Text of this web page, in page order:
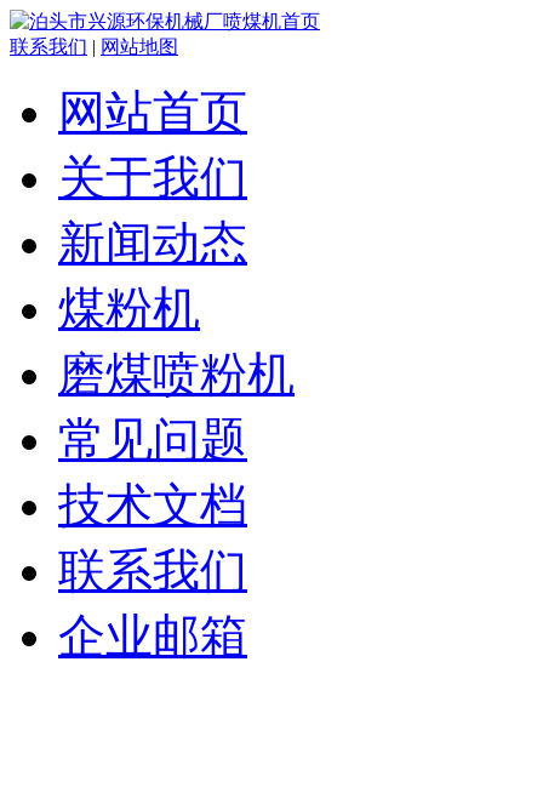
联系我们 | 网站地图
网站首页
关于我们
新闻动态
煤粉机
磨煤喷粉机
常见问题
技术文档
联系我们
企业邮箱